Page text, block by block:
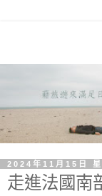
2024年11月15日 星
走進法國南